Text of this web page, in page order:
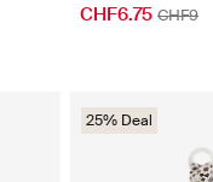
CHF6.75 CHF9
25% Deal